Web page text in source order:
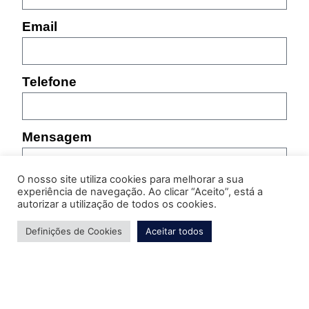
O nosso site utiliza cookies para melhorar a sua
experiência de navegação. Ao clicar “Aceito”, está a
autorizar a utilização de todos os cookies.
Definições de Cookies Aceitar todos
Email
Telefone
Mensagem
Por favor, indique as características do produto sobre